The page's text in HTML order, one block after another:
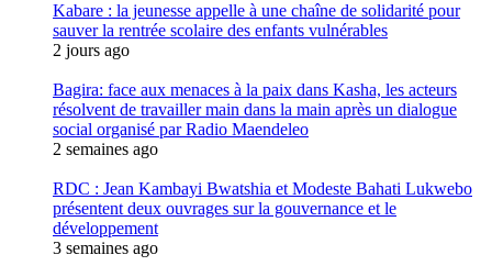
Kabare : la jeunesse appelle à une chaîne de solidarité pour
sauver la rentrée scolaire des enfants vulnérables
2 jours ago
Bagira: face aux menaces à la paix dans Kasha, les acteurs
résolvent de travailler main dans la main après un dialogue
social organisé par Radio Maendeleo
2 semaines ago
RDC : Jean Kambayi Bwatshia et Modeste Bahati Lukwebo
présentent deux ouvrages sur la gouvernance et le
développement
3 semaines ago